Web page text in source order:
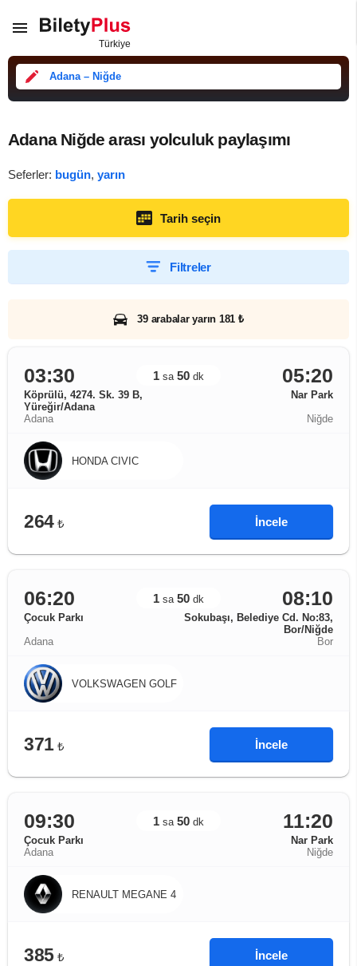
Adana – Niğde
Adana Niğde arası yolculuk paylaşımı
Seferler: bugün, yarın
Tarih seçin
Filtreler
39 arabalar yarın 181 ₺
03:30 1 sa 50 dk 05:20
Köprülü, 4274. Sk. 39 B,
Yüreğir/Adana
Nar Park
Adana
Niğde
HONDA CIVIC
264 ₺ İncele
06:20 1 sa 50 dk 08:10
Çocuk Parkı
Sokubaşı, Belediye Cd. No:83,
Bor/Niğde
Adana
Bor
VOLKSWAGEN GOLF
371 ₺ İncele
09:30 1 sa 50 dk 11:20
Çocuk Parkı
Nar Park
Adana
Niğde
RENAULT MEGANE 4
385 ₺ İncele